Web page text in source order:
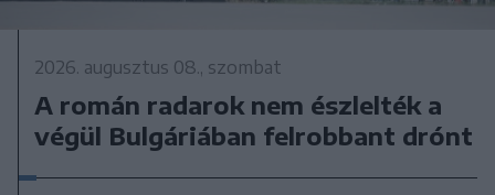
2026. augusztus 08., szombat
A román radarok nem észlelték a
végül Bulgáriában felrobbant drónt